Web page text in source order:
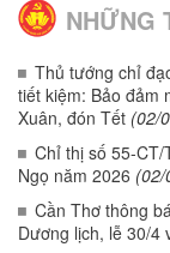
NHỮNG
Thủ tướng chỉ
tiết kiệm: Bảo đảm
Xuân, đón Tết (02/
Chỉ thị số 55-
Ngọ năm 2026 (02/
Cần Thơ thông
Dương lịch, lễ 30/4